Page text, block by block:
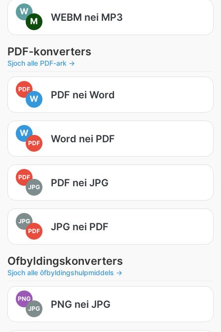
W
M
WEBM nei MP3
PDF-konverters
Sjoch alle PDF-ark →
PDF
W PDF nei Word
W
PDF Word nei PDF
PDF
JPG
PDF nei JPG
JPG
PDF
JPG nei PDF
Ofbyldingskonverters
Sjoch alle ôfbyldingshulpmiddels →
PNG
JPG
PNG nei JPG